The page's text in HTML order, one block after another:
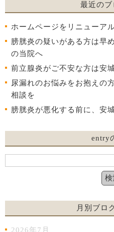
最近の
ホームページをリニューア
膀胱炎の疑いがある方は早
の当院へ
前立腺炎がご不安な方は安
尿漏れのお悩みをお抱えの
相談を
膀胱炎が悪化する前に、安
entry
月別ブロ
2026年7月